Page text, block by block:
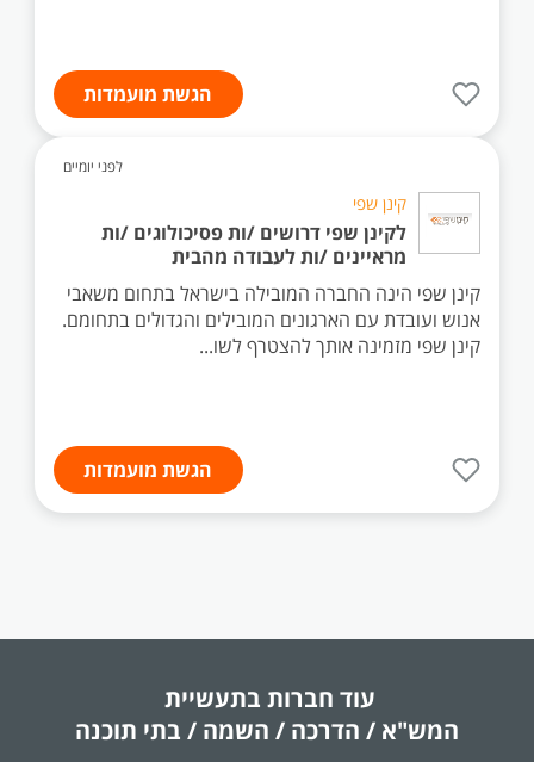
הגשת מועמדות
לפני יומיים
קינן שפי
לקינן שפי דרושים /ות פסיכולוגים /ות
מראיינים /ות לעבודה מהבית
קינן שפי הינה החברה המובילה בישראל בתחום משאבי
אנוש ועובדת עם הארגונים המובילים והגדולים בתחומם.
קינן שפי מזמינה אותך להצטרף לשו...
הגשת מועמדות
עוד חברות בתעשיית
המש"א / הדרכה / השמה / בתי תוכנה